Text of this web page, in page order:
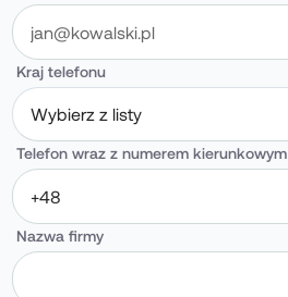
Kraj telefonu
Wybierz z listy
Telefon wraz z numerem kierunkowym
Nazwa firmy